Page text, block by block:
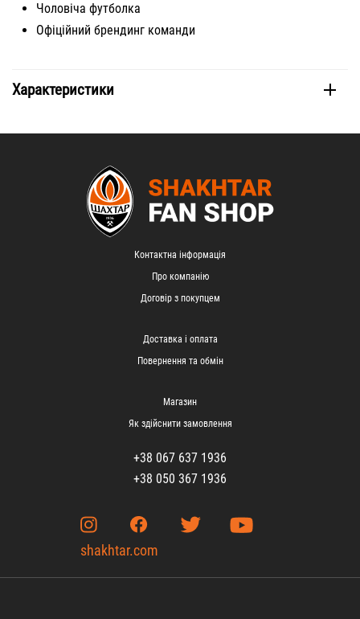
Чоловіча футболка
Офіційний брендинг команди
Характеристики
Контактна інформація
Про компанію
Договір з покупцем
Доставка і оплата
Повернення та обмін
Магазин
Як здійснити замовлення
+38 067 637 1936
+38 050 367 1936
shakhtar.com